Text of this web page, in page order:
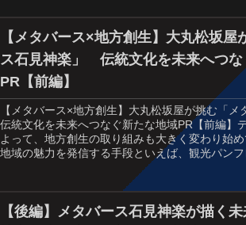
【メタバース×地方創生】大丸松坂屋
ス石見神楽」 伝統文化を未来へつな
PR【前編】
【メタバース×地方創生】大丸松坂屋が挑む「
伝統文化を未来へつなぐ新たな地域PR【前編】
よって、地方創生の取り組みも大きく変わり始
地域の魅力を発信する手段といえば、観光パンフ
【後編】メタバース石見神楽が描く